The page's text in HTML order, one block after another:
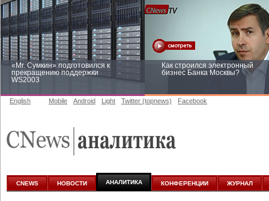
«Mr. Сумкин» подготовился к
прекращению поддержки
WS2003
Как строился электронный
бизнес Банка Москвы?
аналитике
English Mobile Android Light Twitter (topnews) Facebook
CNEWS НОВОСТИ АНАЛИТИКА КОНФЕРЕНЦИИ ЖУРНАЛ